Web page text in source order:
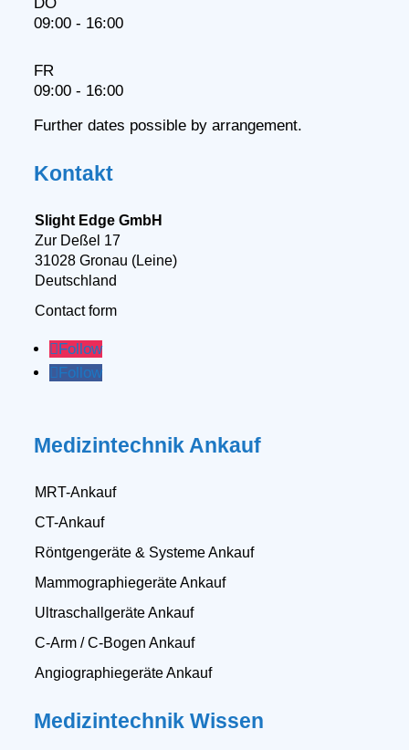
09:00 - 16:00
FR
09:00 - 16:00
Further dates possible by arrangement.
Kontakt
Slight Edge GmbH
Zur Deßel 17
31028 Gronau (Leine)
Deutschland
Contact form
Follow
Follow
Medizintechnik Ankauf
MRT-Ankauf
CT-Ankauf
Röntgengeräte & Systeme Ankauf
Mammographiegeräte Ankauf
Ultraschallgeräte Ankauf
C-Arm / C-Bogen Ankauf
Angiographiegeräte Ankauf
Medizintechnik Wissen